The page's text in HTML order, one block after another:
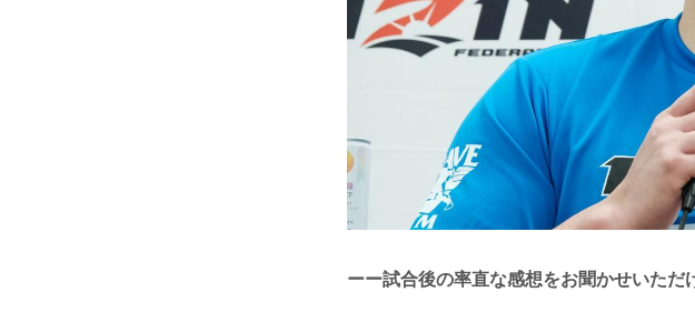
ーー試合後の率直な感想をお聞かせいただ